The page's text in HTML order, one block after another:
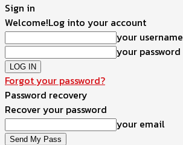
Sign in
Welcome!Log into your account
your username
your password
Forgot your password?
Password recovery
Recover your password
your email